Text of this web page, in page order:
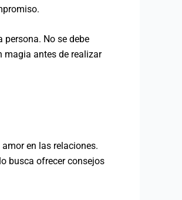
No se debe
magia antes de realizar
en las relaciones.
busca ofrecer consejos